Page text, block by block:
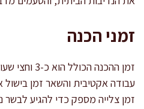
זמני הכנה
עבודה אקטיבית והשאר זמן
זמן צלייה מספק כדי להגיע לבשר